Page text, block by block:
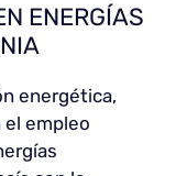
ENERGÍAS
energética,
el empleo